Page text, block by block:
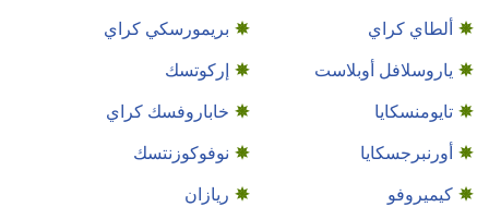
ألطاي كراي
بريمورسكي كراي
ياروسلافل أوبلاست
إركوتسك
تايومنسكايا
خاباروفسك كراي
أورنبرجسكايا
نوفوكوزنتسك
كيميروفو
ريازان